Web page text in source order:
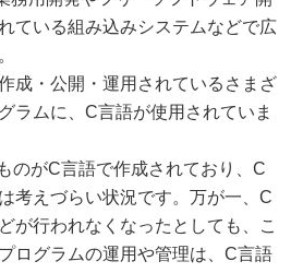
ている組み込みシステムなどで広
成・公開・運用されているさまざ
ラムに、C言語が使用されていま
のがC言語で作成されており、C
考えづらい状況です。万が一、C
が行われなくなったとしても、こ
ログラムの運用や管理は、C言語